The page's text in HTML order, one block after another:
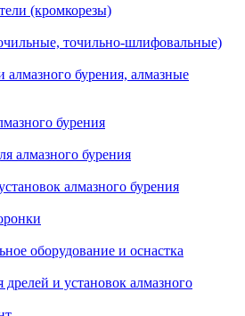
(кромкорезы)
точильно-шлифовальные)
алмазного бурения, алмазные
бурения
алмазного бурения
алмазного бурения
оборудование и оснастка
дрелей и установок алмазного